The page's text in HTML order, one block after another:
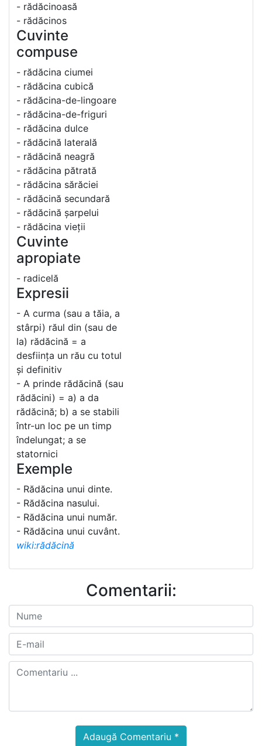
- rădăcinoasă
- rădăcinos
Cuvinte
compuse
- rădăcina ciumei
- rădăcina cubică
- rădăcina-de-lingoare
- rădăcina-de-friguri
- rădăcina dulce
- rădăcină laterală
- rădăcină neagră
- rădăcina pătrată
- rădăcina sărăciei
- rădăcină secundară
- rădăcină șarpelui
- rădăcina vieții
Cuvinte
apropiate
- radicelă
Expresii
- A curma (sau a tăia, a
stârpi) răul din (sau de
la) rădăcină = a
desființa un rău cu totul
și definitiv
- A prinde rădăcină (sau
rădăcini) = a) a da
rădăcină; b) a se stabili
într-un loc pe un timp
îndelungat; a se
statornici
Exemple
- Rădăcina unui dinte.
- Rădăcina nasului.
- Rădăcina unui număr.
- Rădăcina unui cuvânt.
wiki:rădăcină
Comentarii:
Adaugă Comentariu *